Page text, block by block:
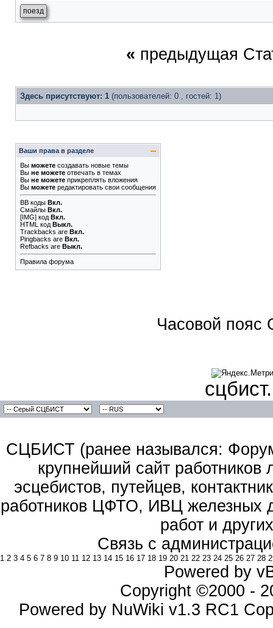
поезд
« предыдущая
Здесь присутствуют: 1 (пользователей: 0 , гостей: 1)
Ваши права в разделе
Вы можете создавать новые темы
Вы не можете отвечать в темах
Вы не можете прикреплять вложения
Вы можете редактировать свои сообщения
BB коды Вкл.
Смайлы Вкл.
[IMG] код Вкл.
HTML код Выкл.
Trackbacks are Вкл.
Pingbacks are Вкл.
Refbacks are Выкл.
Правила форума
Часовой пояс
СЦБИСТ (ранее назывался:
крупнейший сайт работников
эсцебистов, путейцев,
работников ЦФТО, ИВЦ железных
работ и
Связь с
1 2 3 4 5 6 7 8 9 10 11 12 13 14 15 16 17 18 19 20 21 22 23 24 25 26 27 28
Powered by
Copyright ©2000 -
Powered by NuWiki v1.3 RC1